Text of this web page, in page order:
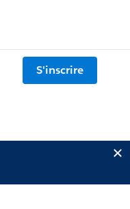
S'inscrire